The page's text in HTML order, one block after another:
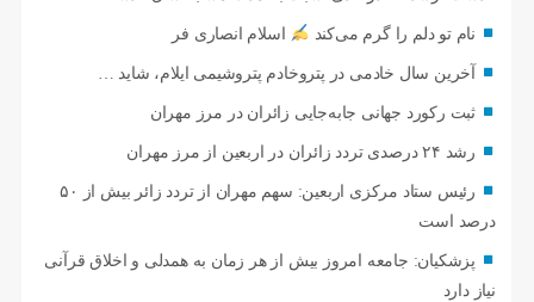
نام تو دلم را گرم می‌کند اسلام انصاری فر
آخرین سال خادمی در پتروخادم پتروشیمی ایلام، شاید …
ثبت رکورد جهانی جابه‌جایی زائران در مرز مهران
رشد ۲۴ درصدی تردد زائران در اربعین از مرز مهران
رئیس ستاد مرکزی اربعین: سهم مهران از تردد زائر بیش از ۵۰
درصد است
پزشکیان: جامعه امروز بیش از هر زمان به همدلی و اخلاق قرآنی
نیاز دارد